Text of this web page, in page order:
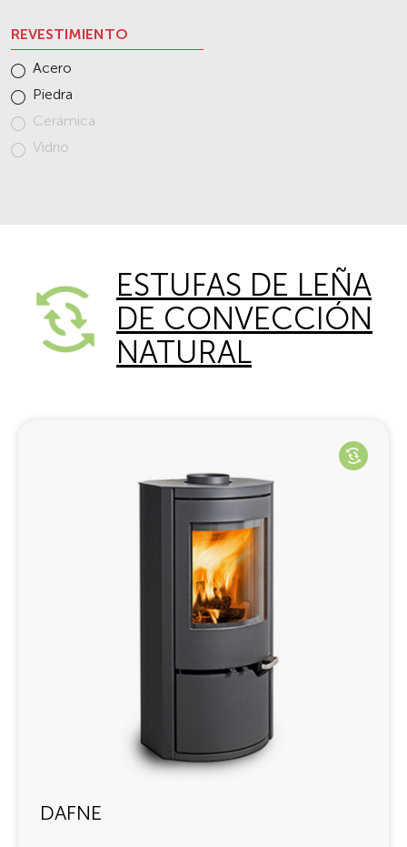
REVESTIMIENTO
Acero
Piedra
Cerámica
Vidrio
ESTUFAS DE LEÑA
DE CONVECCIÓN
NATURAL
DAFNE